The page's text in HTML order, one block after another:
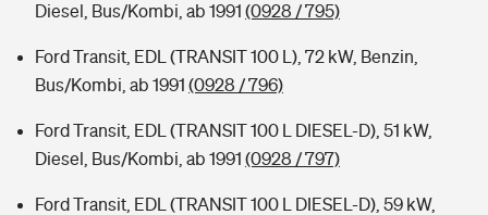
Diesel, Bus/Kombi, ab 1991 (0928 / 795)
Ford Transit, EDL (TRANSIT 100 L), 72 kW, Benzin,
Bus/Kombi, ab 1991 (0928 / 796)
Ford Transit, EDL (TRANSIT 100 L DIESEL-D), 51 kW,
Diesel, Bus/Kombi, ab 1991 (0928 / 797)
Ford Transit, EDL (TRANSIT 100 L DIESEL-D), 59 kW,